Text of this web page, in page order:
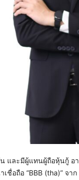
และมีผู้แทนผู้ถือหุ้นกู้
ชื่อถือ “BBB (tha)” จ